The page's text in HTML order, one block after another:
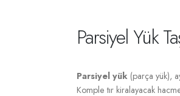
Parsiyel Yük
Parsiyel yük (parça yük),
Komple tır kiralayacak